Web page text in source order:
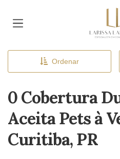
Ordenar
0 Cobertura
Aceita Pets à
Curitiba, PR